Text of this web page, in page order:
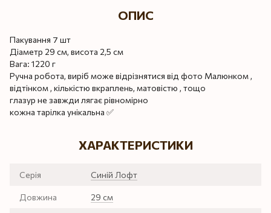
ОПИС
Пакування 7 шт
Діаметр 29 см, висота 2,5 см
Вага: 1220 г
Ручна робота, виріб може відрізнятися від фото Малюнком ,
відтінком , кількістю вкраплень, матовістю , тощо
глазур не завжди лягає рівномірно
кожна тарілка унікальна ✅
ХАРАКТЕРИСТИКИ
Серія Синій Лофт
Довжина 29 см